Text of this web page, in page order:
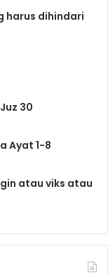
o
s
harus dihindari
30
Ayat 1-8
atau viks atau